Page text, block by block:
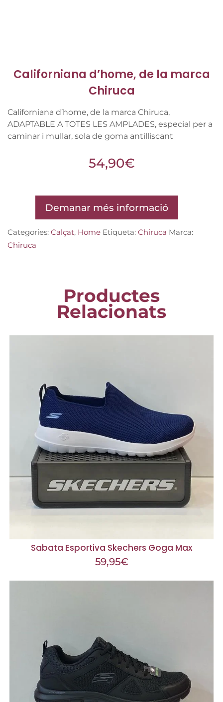
Californiana d’home, de la marca
Chiruca
Californiana d’home, de la marca Chiruca,
ADAPTABLE A TOTES LES AMPLADES, especial per a
caminar i mullar, sola de goma antilliscant
54,90€
Demanar més informació
Categories: Calçat, Home Etiqueta: Chiruca Marca:
Chiruca
Productes
Relacionats
Sabata Esportiva Skechers Goga Max
59,95€